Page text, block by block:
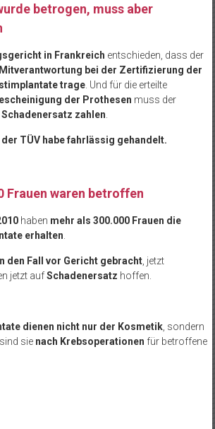
betrogen, muss aber
in Frankreich entschieden, dass der
bei der Zertifizierung der
trage. Und für die erteilte
der Prothesen muss der
Schadenersatz zahlen
der TÜV habe fahrlässig gehandelt.
Frauen waren betroffen
haben mehr als 300.000 Frauen die
erhalten
den Fall vor Gericht gebracht, jetzt
jetzt aufSchadenersatz hoffen.
dienen nicht nur der Kosmetik, sondern
sie nach Krebsoperationen für betroffene